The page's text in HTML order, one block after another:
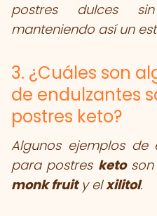
postres dulces
manteniendo así un
3. ¿Cuáles son
de endulzantes
postres keto?
Algunos ejemplos de
para postres ketoson
monk fruity elxilitol.